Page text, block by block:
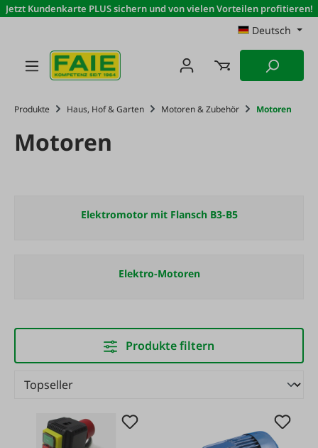
Zum Hauptinhalt springen
Jetzt Kundenkarte PLUS sichern und von vielen Vorteilen profitieren!
Deutsch
Produkte Haus, Hof & Garten Motoren & Zubehör Motoren
Motoren
Elektromotor mit Flansch B3-B5
Elektro-Motoren
Produkte filtern